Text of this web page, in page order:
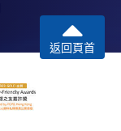
返回頁首